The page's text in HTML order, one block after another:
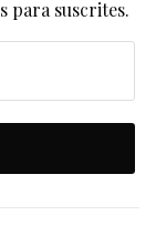
para suscrites.